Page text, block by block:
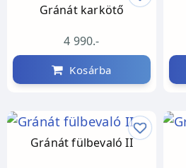
Gránát karkötő
4 990.-
Kosárba
Gránát fülbevaló II